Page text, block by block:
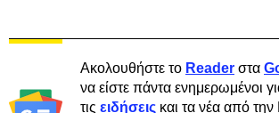
Ακολουθήστε το Reader στα
να είστε πάντα ενημερωμένοι
τις ειδήσεις και τα νέα από